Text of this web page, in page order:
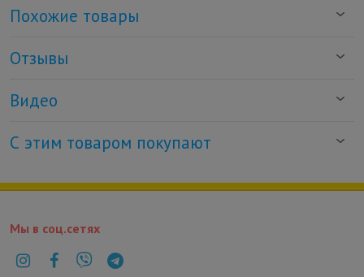
Похожие товары
Отзывы
Видео
С этим товаром покупают
Мы в соц.сетях